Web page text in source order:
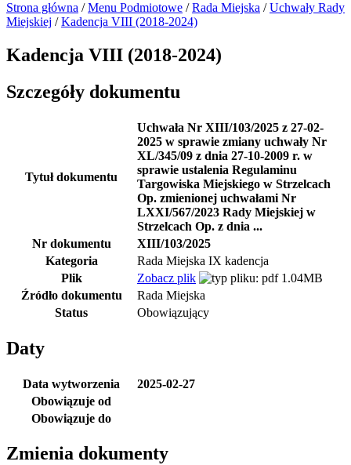
Strona główna /Menu Podmiotowe /Rada Miejska /Uchwały Rady
Miejskiej /Kadencja VIII (2018-2024)
Kadencja VIII (2018-2024)
Szczegóły dokumentu
Tytuł dokumentu
Uchwała Nr XIII/103/2025 z 27-02-
2025 w sprawie zmiany uchwały Nr
XL/345/09 z dnia 27-10-2009 r. w
sprawie ustalenia Regulaminu
Targowiska Miejskiego w Strzelcach
Op. zmienionej uchwałami Nr
LXXI/567/2023 Rady Miejskiej w
Strzelcach Op. z dnia ...
Nr dokumentu
XIII/103/2025
Kategoria
Rada Miejska IX kadencja
Plik
Zobacz plik
1.04MB
Źródło dokumentu
Rada Miejska
Status
Obowiązujący
Daty
Data wytworzenia
2025-02-27
Obowiązuje od
Obowiązuje do
Zmienia dokumenty